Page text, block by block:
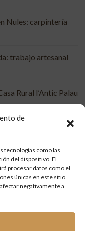
de
tecnologías como las
del dispositivo. El
procesar datos como el
únicas en este sitio.
negativamente a
Nules: carpintería
trabajo artesanal
Rural l’Antic Palau
de mobila vieja
en Onda: tradición
en nogal
y carpintería a